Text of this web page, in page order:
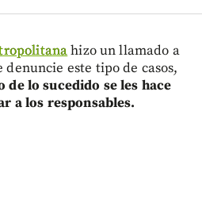
hizo un llamado a
este tipo de casos,
lo sucedido se les hace
a los responsables.